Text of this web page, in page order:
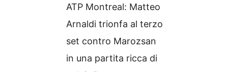
ATP Montreal: Matteo
Arnaldi trionfa al terzo
set contro Marozsan
in una partita ricca di